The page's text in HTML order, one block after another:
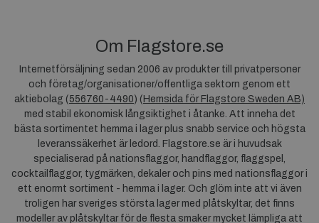
Om Flagstore.se
Internetförsäljning sedan 2006 av produkter till privatpersoner
och företag/organisationer/offentliga sektorn genom ett
aktiebolag (556760-4490) ( Hemsida för Flagstore Sweden AB)
med stabil ekonomisk långsiktighet i åtanke. Att inneha det
bästa sortimentet hemma i lager plus snabb service och högsta
leveranssäkerhet är ledord. Flagstore.se är i huvudsak
specialiserad på nationsflaggor, handflaggor, flaggspel,
cocktailflaggor, tygmärken, dekaler och pins med nationsflaggor i
ett enormt sortiment - hemma i lager. Och glöm inte att vi även
troligen har sveriges största lager med plåtskyltar, det finns
modeller av plåtskyltar för de flesta smaker mycket lämpliga att